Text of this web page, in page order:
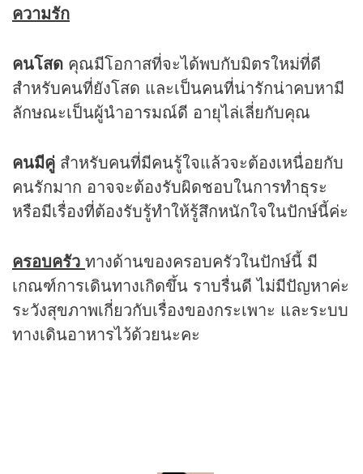
ความรัก
คนโสด คุณมีโอกาสที่จะได้พบกับมิตรใหม่ที่ดี
สำหรับคนที่ยังโสด และเป็นคนที่น่ารักน่าคบหามี
ลักษณะเป็นผู้นำอารมณ์ดี อายุไล่เลี่ยกับคุณ
คนมีคู่ สำหรับคนที่มีคนรู้ใจแล้วจะต้องเหนื่อยกับ
คนรักมาก อาจจะต้องรับผิดชอบในการทำธุระ
หรือมีเรื่องที่ต้องรับรู้ทำให้รู้สึกหนักใจในปักษ์นี้ค่ะ
ครอบครัว ทางด้านของครอบครัวในปักษ์นี้ มี
เกณฑ์การเดินทางเกิดขึ้น ราบรื่นดี ไม่มีปัญหาค่ะ
ระวังสุขภาพเกี่ยวกับเรื่องของกระเพาะ และระบบ
ทางเดินอาหารไว้ด้วยนะคะ